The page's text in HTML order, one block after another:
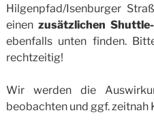
Hilgenpfad/Isenburger
einen zusätzlichen
ebenfalls unten finden.
rechtzeitig!
Wir werden die
beobachten und ggf. zeitnah